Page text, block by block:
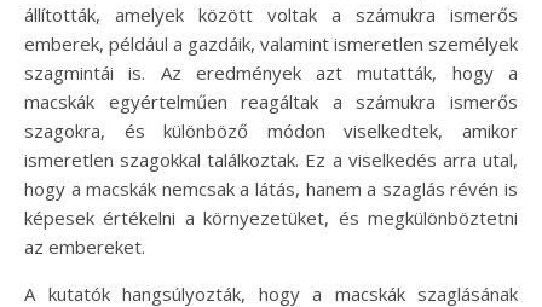
állították, amelyek között voltak a számukra ismerős
emberek, például a gazdáik, valamint ismeretlen személyek
szagmintái is. Az eredmények azt mutatták, hogy a
macskák egyértelműen reagáltak a számukra ismerős
szagokra, és különböző módon viselkedtek, amikor
ismeretlen szagokkal találkoztak. Ez a viselkedés arra utal,
hogy a macskák nemcsak a látás, hanem a szaglás révén is
képesek értékelni a környezetüket, és megkülönböztetni
az embereket.
A kutatók hangsúlyozták, hogy a macskák szaglásának